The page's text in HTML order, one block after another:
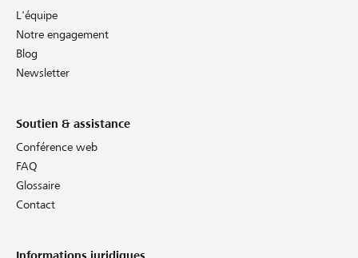
L'équipe
Notre engagement
Blog
Newsletter
Soutien & assistance
Conférence web
FAQ
Glossaire
Contact
Informations juridiques